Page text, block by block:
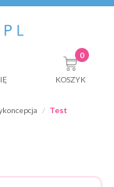
0
KOSZYK
Test